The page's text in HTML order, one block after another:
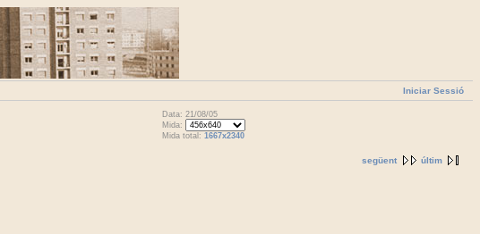
Iniciar Sessió
Data: 21/08/05
Mida:
Mida total: 1667x2340
següent últim